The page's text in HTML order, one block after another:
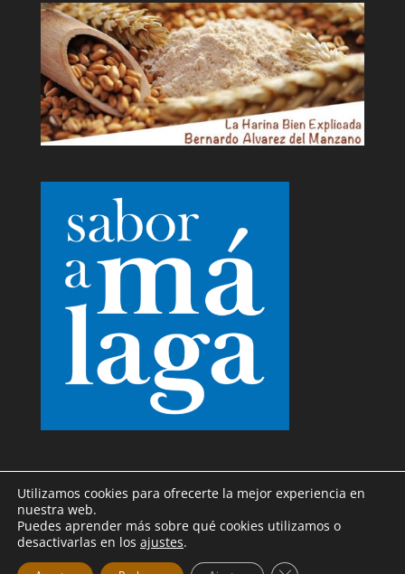
© 2025 Harinas la Fuensanta / Desarrollada por
Utilizamos cookies para ofrecerte la mejor experiencia en
nuestra web.
Puedes aprender más sobre qué cookies utilizamos o
desactivarlas en los ajustes.